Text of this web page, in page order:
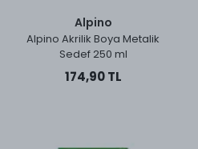
Alpino
Alpino Akrilik Boya Metalik
Sedef 250 ml
174,90 TL